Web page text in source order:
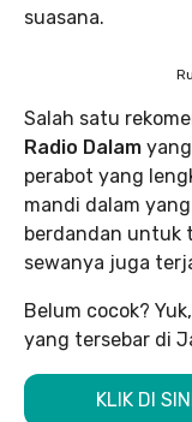
suasana.
Salah satu
Radio Dalam
perabot yang
mandi dalam
berdandan untuk
sewanya juga
Belum cocok?
yang tersebar di
KLIK DI